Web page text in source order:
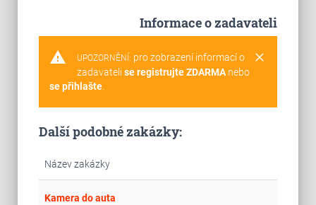
Informace o zadavateli
warning clear
UPOZORNĚNÍ: pro zobrazení informací o
zadavateli se registrujte ZDARMAnebo
se přihlašte.
Další podobné zakázky:
Název zakázky
Kamera do auta